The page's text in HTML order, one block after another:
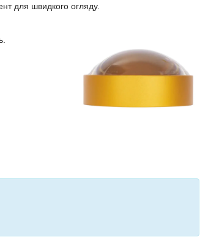
для швидкого огляду.